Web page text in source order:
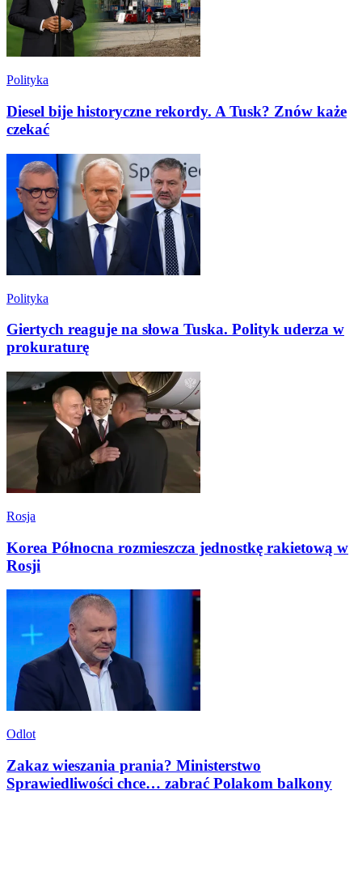
Polityka
Diesel bije historyczne rekordy. A Tusk? Znów każe
czekać
Polityka
Giertych reaguje na słowa Tuska. Polityk uderza w
prokuraturę
Rosja
Korea Północna rozmieszcza jednostkę rakietową w
Rosji
Odlot
Zakaz wieszania prania? Ministerstwo
Sprawiedliwości chce… zabrać Polakom balkony